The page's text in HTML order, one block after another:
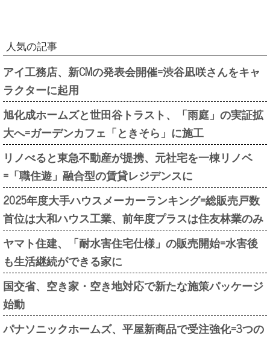
人気の記事
アイ工務店、新CMの発表会開催=渋谷凪咲さんをキャ
ラクターに起用
旭化成ホームズと世田谷トラスト、「雨庭」の実証拡
大へ=ガーデンカフェ「ときそら」に施工
リノべると東急不動産が提携、元社宅を一棟リノベ
=「職住遊」融合型の賃貸レジデンスに
2025年度大手ハウスメーカーランキング=総販売戸数
首位は大和ハウス工業、前年度プラスは住友林業のみ
ヤマト住建、「耐水害住宅仕様」の販売開始=水害後
も生活継続ができる家に
国交省、空き家・空き地対応で新たな施策パッケージ
始動
パナソニックホームズ、平屋新商品で受注強化=3つの